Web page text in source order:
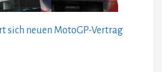
sich neuen MotoGP-Vertrag